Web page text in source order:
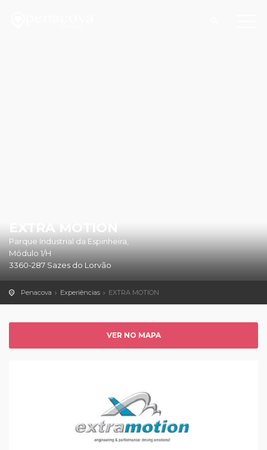
EXTRA MOTION
Parque Industrial da Espinheira,
Módulo 1/H
3360-287 Sazes do Lorvão
Penacova Experiências EXTRA MOTION
VER NO MAPA